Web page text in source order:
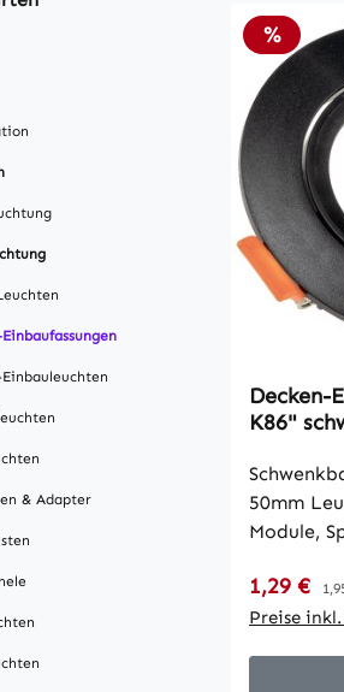
& Adapter
Rabatt
%
Decken-
K86"
50mm
Module,
• in
stabile
Außen Ø
1,29 €
Preise